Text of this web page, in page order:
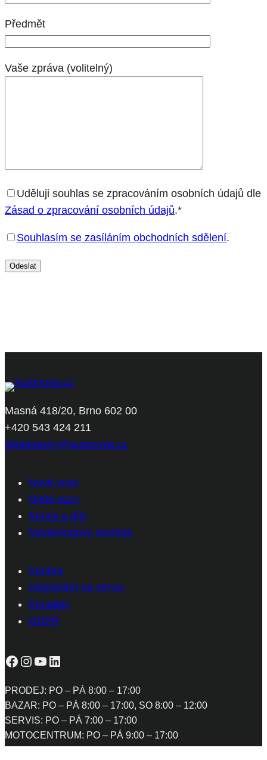
Předmět
Vaše zpráva (volitelný)
Uděluji souhlas se zpracováním osobních údajů dle
Zásad o zpracování osobních údajů.*
Souhlasím se zasíláním obchodních sdělení.
Masná 418/20, Brno 602 00
+420 543 424 211
objednavky@autonova.cz
Nové vozy
Ojeté vozy
Servis a díly
Marketingový souhlas
Kariéra
Objednání na servis
Kontakty
GDPR
Facebook Instagram YouTube LinkedIn
PRODEJ: PO – PÁ 8:00 – 17:00
BAZAR: PO – PÁ 8:00 – 17:00, SO 8:00 – 12:00
SERVIS: PO – PÁ 7:00 – 17:00
MOTOCENTRUM: PO – PÁ 9:00 – 17:00